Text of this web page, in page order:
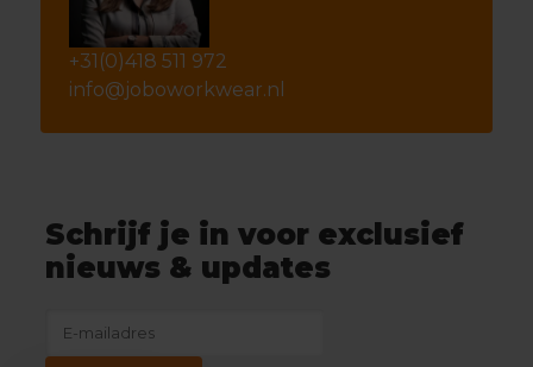
+31(0)418 511 972
info@joboworkwear.nl
Schrijf je in voor exclusief
nieuws & updates